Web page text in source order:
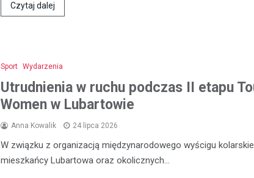
Czytaj dalej
Sport Wydarzenia
Utrudnienia w ruchu podczas II etapu
Women w Lubartowie
Anna Kowalik 24 lipca 2026
W związku z organizacją międzynarodowego wyścigu
mieszkańcy Lubartowa oraz okolicznych…